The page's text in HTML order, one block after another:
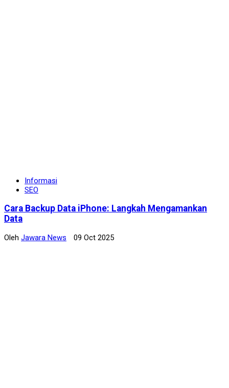
Informasi
SEO
Cara Backup Data iPhone: Langkah Mengamankan
Data
Oleh Jawara News 09 Oct 2025